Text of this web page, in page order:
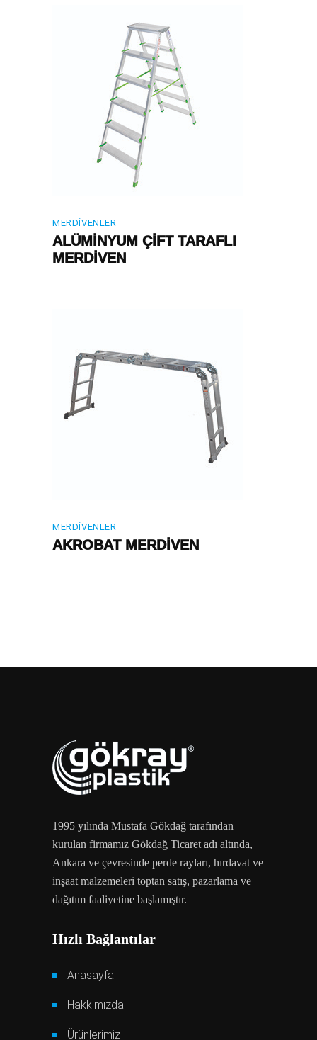
MERDIVENLER
ALÜMİNYUM ÇİFT TARAFLI
MERDİVEN
MERDIVENLER
AKROBAT MERDİVEN
1995 yılında Mustafa Gökdağ tarafından
kurulan firmamız Gökdağ Ticaret adı altında,
Ankara ve çevresinde perde rayları, hırdavat ve
inşaat malzemeleri toptan satış, pazarlama ve
dağıtım faaliyetine başlamıştır.
Hızlı Bağlantılar
Anasayfa
Hakkımızda
Ürünlerimiz